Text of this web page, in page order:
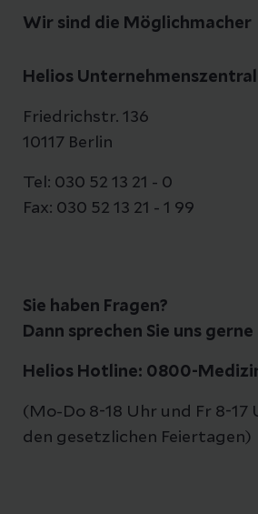
Wir sind die Möglichmacher
Helios
Friedrichstr. 136
10117 Berlin
Tel: 030 52 13 21 - 0
Fax: 030 52 13 21 - 1 99
Sie haben Fragen?
Dann sprechen Sie uns gerne
Helios Hotline: 0800-
(Mo-Do 8-18 Uhr und Fr 8-17
den gesetzlichen Feiertagen)